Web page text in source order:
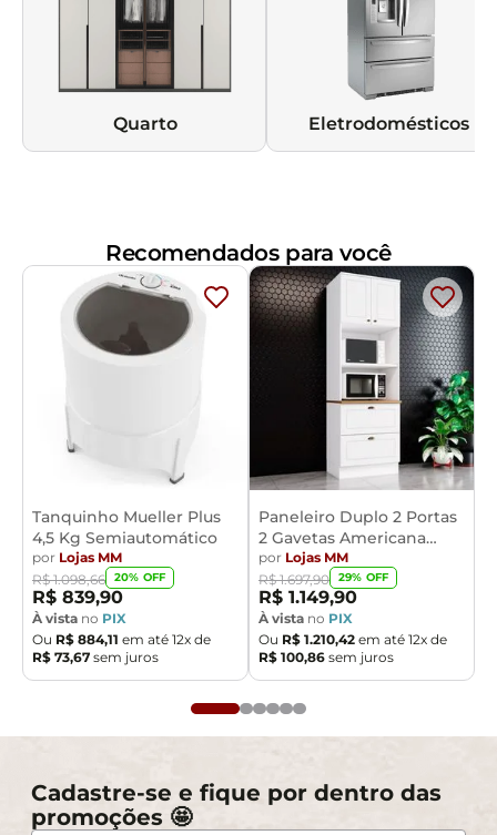
Quarto Eletrodomésticos
Recomendados para você
Tanquinho Mueller Plus
4,5 Kg Semiautomático
por Lojas MM
R$ 1.098,66 20% OFF
R$ 839,90
À vista no PIX
Ou R$ 884,11 em até 12x de
R$ 73,67 sem juros
Paneleiro Duplo 2 Portas
2 Gavetas Americana
Henn
por Lojas MM
R$ 1.697,90 29% OFF
R$ 1.149,90
À vista no PIX
Ou R$ 1.210,42 em até 12x de
R$ 100,86 sem juros
Cadastre-se e fique por dentro das
promoções 🤩